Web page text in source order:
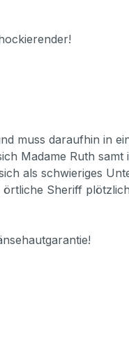
muss daraufhin in
Madame Ruth
als schwieriges
Sheriff